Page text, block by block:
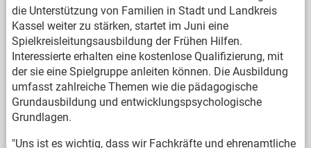
die Unterstützung von Familien in Stadt und Landkreis
Kassel weiter zu stärken, startet im Juni eine
Spielkreisleitungsausbildung der Frühen Hilfen.
Interessierte erhalten eine kostenlose Qualifizierung, mit
der sie eine Spielgruppe anleiten können. Die Ausbildung
umfasst zahlreiche Themen wie die pädagogische
Grundausbildung und entwicklungspsychologische
Grundlagen.
"Uns ist es wichtig, dass wir Fachkräfte und ehrenamtliche